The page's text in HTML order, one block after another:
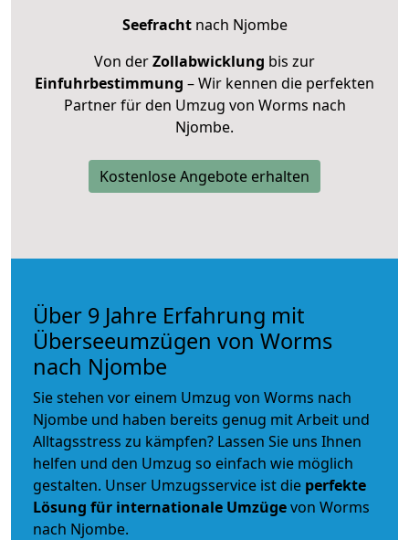
Seefrachtnach Njombe
Von derZollabwicklung bis zur
Einfuhrbestimmung – Wir kennen die perfekten
Partner für den Umzug von Worms nach
Njombe.
Kostenlose Angebote erhalten
Über 9 Jahre Erfahrung mit
Überseeumzügen von Worms
nach Njombe
Sie stehen vor einem Umzug von Worms nach
Njombe und haben bereits genug mit Arbeit und
Alltagsstress zu kämpfen? Lassen Sie uns Ihnen
helfen und den Umzug so einfach wie möglich
gestalten. Unser Umzugsservice ist die perfekte
Lösung für internationale Umzügevon Worms
nach Njombe.